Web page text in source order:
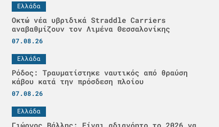
Ελλάδα
Οκτώ νέα υβριδικά Straddle Carriers
αναβαθμίζουν τον Λιμένα Θεσσαλονίκης
07.08.26
Ελλάδα
Ρόδος: Τραυματίστηκε ναυτικός από θραύση
κάβου κατά την πρόσδεση πλοίου
07.08.26
Ελλάδα
Γιώργος Βάλλης: Είναι αδιανόητο το 2026 να